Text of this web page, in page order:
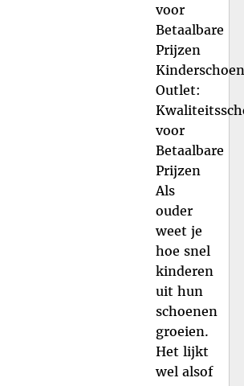
voor
Betaalbare
Prijzen
Outlet:
voor
Betaalbare
Prijzen
Als
ouder
weet je
hoe snel
kinderen
uit hun
schoenen
groeien.
Het lijkt
wel alsof